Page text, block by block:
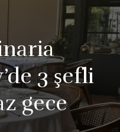
3 şefli
gece